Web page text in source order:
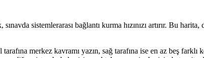
sınavda sistemlerarası bağlantı kurma hızınızı artırır. Bu
merkez kavramı yazın, sağ tarafına ise en az beş